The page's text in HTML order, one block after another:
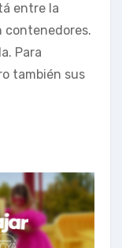
entre la
contenedores.
Para
también sus